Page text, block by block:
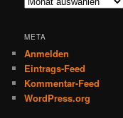
META
Anmelden
Eintrags-Feed
Kommentar-Feed
WordPress.org